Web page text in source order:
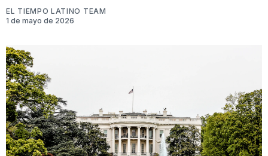
EL TIEMPO LATINO TEAM
1 de mayo de 2026